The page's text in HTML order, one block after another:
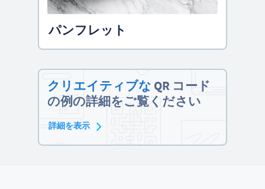
パンフレット
クリエイティブな QR コード
の例の詳細をご覧ください
詳細を表示